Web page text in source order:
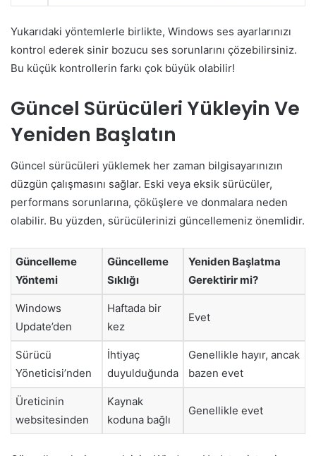
Yukarıdaki yöntemlerle birlikte, Windows ses ayarlarınızı
kontrol ederek sinir bozucu ses sorunlarını çözebilirsiniz.
Bu küçük kontrollerin farkı çok büyük olabilir!
Güncel Sürücüleri Yükleyin Ve
Yeniden Başlatın
Güncel sürücüleri yüklemek her zaman bilgisayarınızın
düzgün çalışmasını sağlar. Eski veya eksik sürücüler,
performans sorunlarına, çöküşlere ve donmalara neden
olabilir. Bu yüzden, sürücülerinizi güncellemeniz önemlidir.
Güncelleme
Yöntemi
Güncelleme
Sıklığı
Yeniden Başlatma
Gerektirir mi?
Windows
Update’den
Haftada bir
kez
Evet
Sürücü
Yöneticisi’nden
İhtiyaç
duyulduğunda
Genellikle hayır, ancak
bazen evet
Üreticinin
websitesinden
Kaynak
koduna bağlı
Genellikle evet